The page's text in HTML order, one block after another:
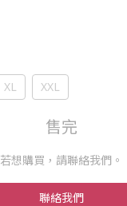
XL XXL
售完
若想購買，請聯絡我們。
聯絡我們